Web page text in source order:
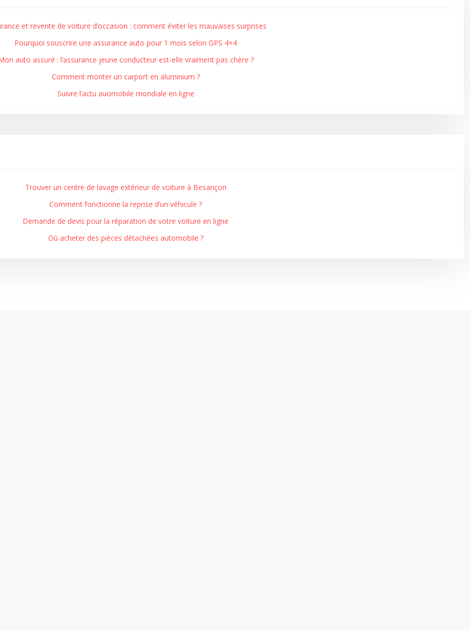
et revente de voiture d’occasion : comment éviter les mauvaises surprises
Pourquoi souscrire une assurance auto pour 1 mois selon GPS 4×4
auto assuré : l’assurance jeune conducteur est-elle vraiment pas chère ?
Comment monter un carport en aluminium ?
Suivre l’actu auomobile mondiale en ligne
Trouver un centre de lavage extérieur de voiture à Besançon
Comment fonctionne la reprise d’un véhicule ?
Demande de devis pour la réparation de votre voiture en ligne
Où acheter des pièces détachées automobile ?